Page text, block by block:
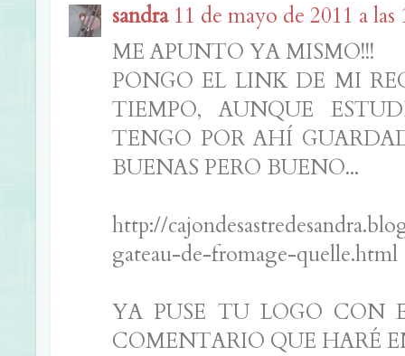
sandra 11 de mayo de 2011 a las
ME APUNTO YA MISMO!!!
PONGO EL LINK DE MI
TIEMPO, AUNQUE
TENGO POR AHÍ
BUENAS PERO BUENO...
http://
gateau-de-fromage-quelle.html
YA PUSE TU LOGO CON
COMENTARIO QUE HARÉ